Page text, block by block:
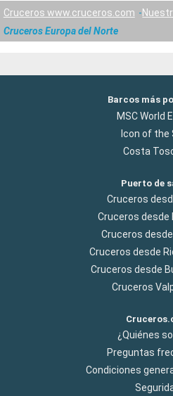
Cruceros www.cruceros.com
Cruceros Europa del Norte
Barcos más
MSC World
Icon of the
Costa
Puerto de
Cruceros
Cruceros desde
Cruceros
Cruceros desde
Cruceros desde
Cruceros
¿Quiénes
Preguntas
Condiciones